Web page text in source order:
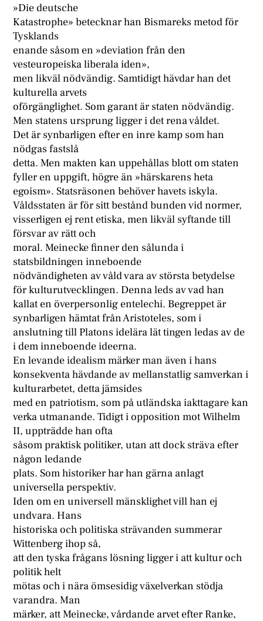
»Die deutsche
Katastrophe» betecknar han Bismareks metod för
Tysklands
enande såsom en »deviation från den
vesteuropeiska liberala iden»,
men likväl nödvändig. Samtidigt hävdar han det
kulturella arvets
oförgänglighet. Som garant är staten nödvändig.
Men statens ursprung ligger i det rena våldet.
Det är synbarligen efter en inre kamp som han
nödgas fastslå
detta. Men makten kan uppehållas blott om staten
fyller en uppgift, högre än »härskarens heta
egoism». Statsräsonen behöver havets iskyla.
Våldsstaten är för sitt bestånd bunden vid normer,
visserligen ej rent etiska, men likväl syftande till
försvar av rätt och
moral. Meinecke finner den sålunda i
statsbildningen inneboende
nödvändigheten av våld vara av största betydelse
för kulturutvecklingen. Denna leds av vad han
kallat en överpersonlig entelechi. Begreppet är
synbarligen hämtat från Aristoteles, som i
anslutning till Platons idelära lät tingen ledas av de
i dem inneboende ideerna.
En levande idealism märker man även i hans
konsekventa hävdande av mellanstatlig samverkan i
kulturarbetet, detta jämsides
med en patriotism, som på utländska iakttagare kan
verka utmanande. Tidigt i opposition mot Wilhelm
II, uppträdde han ofta
såsom praktisk politiker, utan att dock sträva efter
någon ledande
plats. Som historiker har han gärna anlagt
universella perspektiv.
Iden om en universell mänsklighet vill han ej
undvara. Hans
historiska och politiska strävanden summerar
Wittenberg ihop så,
att den tyska frågans lösning ligger i att kultur och
politik helt
mötas och i nära ömsesidig växelverkan stödja
varandra. Man
märker, att Meinecke, vårdande arvet efter Ranke,